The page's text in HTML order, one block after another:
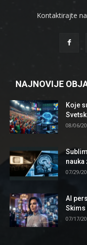
Kontaktirajte
NAJNOVIJE
Koje
08/06/
nauka
07/29/
AI
07/17/